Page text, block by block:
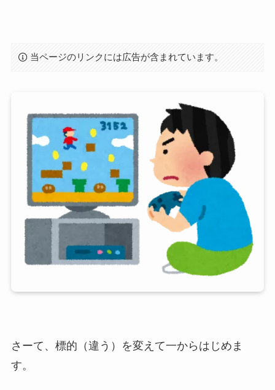
当ページのリンクには広告が含まれています。
さーて、標的（違う）を変えて一からはじめま
す。